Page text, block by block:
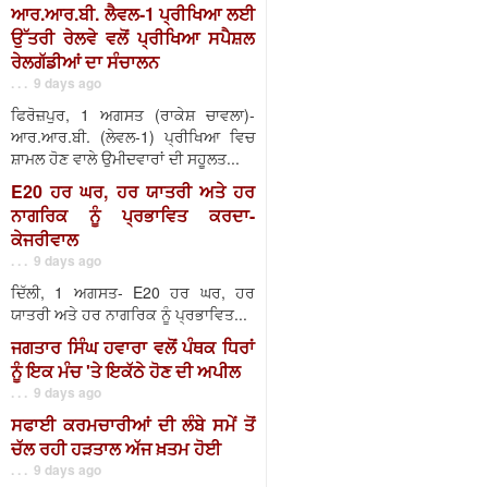
ਆਰ.ਆਰ.ਬੀ. ਲੈਵਲ-1 ਪ੍ਰੀਖਿਆ ਲਈ
ਉੱਤਰੀ ਰੇਲਵੇ ਵਲੋਂ ਪ੍ਰੀਖਿਆ ਸਪੈਸ਼ਲ
ਰੇਲਗੱਡੀਆਂ ਦਾ ਸੰਚਾਲਨ
. . . 9 days ago
ਫਿਰੋਜ਼ਪੁਰ, 1 ਅਗਸਤ (ਰਾਕੇਸ਼ ਚਾਵਲਾ)-
ਆਰ.ਆਰ.ਬੀ. (ਲੇਵਲ-1) ਪ੍ਰੀਖਿਆ ਵਿਚ
ਸ਼ਾਮਲ ਹੋਣ ਵਾਲੇ ਉਮੀਦਵਾਰਾਂ ਦੀ ਸਹੂਲਤ...
E20 ਹਰ ਘਰ, ਹਰ ਯਾਤਰੀ ਅਤੇ ਹਰ
ਨਾਗਰਿਕ ਨੂੰ ਪ੍ਰਭਾਵਿਤ ਕਰਦਾ-
ਕੇਜਰੀਵਾਲ
. . . 9 days ago
ਦਿੱਲੀ, 1 ਅਗਸਤ- E20 ਹਰ ਘਰ, ਹਰ
ਯਾਤਰੀ ਅਤੇ ਹਰ ਨਾਗਰਿਕ ਨੂੰ ਪ੍ਰਭਾਵਿਤ...
ਜਗਤਾਰ ਸਿੰਘ ਹਵਾਰਾ ਵਲੋਂ ਪੰਥਕ ਧਿਰਾਂ
ਨੂੰ ਇਕ ਮੰਚ 'ਤੇ ਇਕੱਠੇ ਹੋਣ ਦੀ ਅਪੀਲ
. . . 9 days ago
ਸਫਾਈ ਕਰਮਚਾਰੀਆਂ ਦੀ ਲੰਬੇ ਸਮੇਂ ਤੋਂ
ਚੱਲ ਰਹੀ ਹੜਤਾਲ ਅੱਜ ਖ਼ਤਮ ਹੋਈ
. . . 9 days ago